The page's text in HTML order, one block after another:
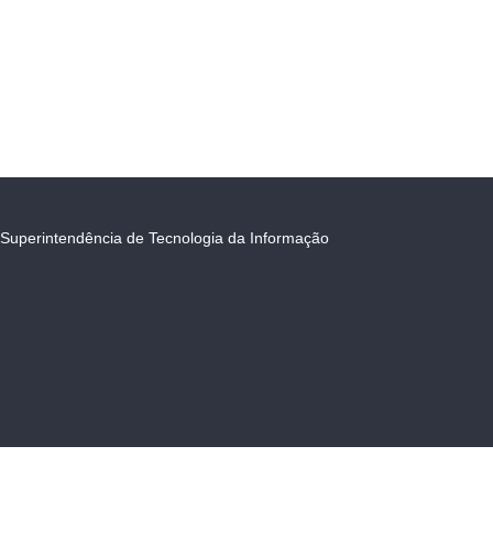
Superintendência de Tecnologia da Informação